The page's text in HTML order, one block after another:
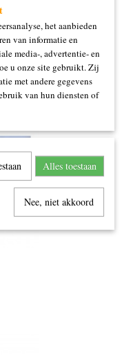
het aanbieden
van informatie en
media-, advertentie- en
u onze site gebruikt. Zij
met andere gegevens
van hun diensten of
Alles toestaan
Nee, niet akkoord